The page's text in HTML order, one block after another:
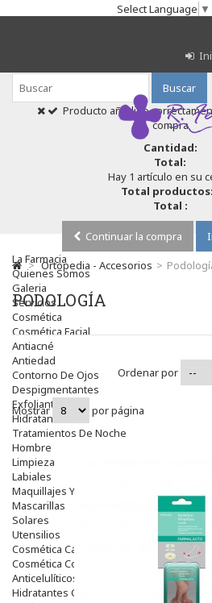
Select Language ▼
Buscar
Producto añadido
compra
Cantidad:
Total:
Hay 1 artículo en su
Total
Total :
Continuar la compra
La Farmacia
Quienes Somos
Galeria
Servicios
Cosmética
Cosmética Facial
Antiacné
Antiedad
Contorno De Ojos
Despigmentantes
Exfoliantes
Hidratantes
Tratamientos De Noche
Hombre
Limpieza
Labiales
Maquillajes Y Color
Mascarillas
Solares
Utensilios
Cosmética Capilar
Cosmética Corporal
Anticelulíticos
Hidratantes Corporales
> Ortopedia - Accesorios >
PODOLOGÍA
Ordenar por
Mostrar por página